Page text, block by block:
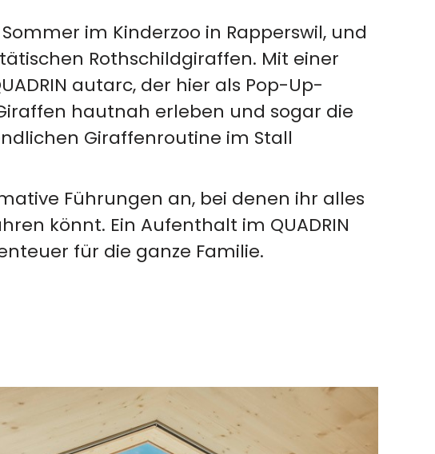
im Kinderzoo in Rapperswil, und
Rothschildgiraffen. Mit einer
autarc, der hier als Pop-Up-
hautnah erleben und sogar die
Giraffenroutine im Stall
Führungen an, bei denen ihr alles
könnt. Ein Aufenthalt im QUADRIN
für die ganze Familie.